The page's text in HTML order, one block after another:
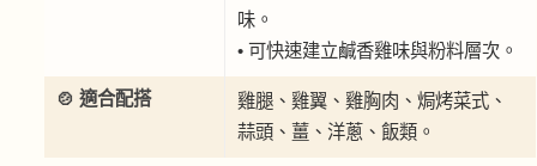
味。
• 可快速建立鹹香雞味與粉料層次。
🍲 適合配搭
雞腿、雞翼、雞胸肉、焗烤菜式、
蒜頭、薑、洋蔥、飯類。